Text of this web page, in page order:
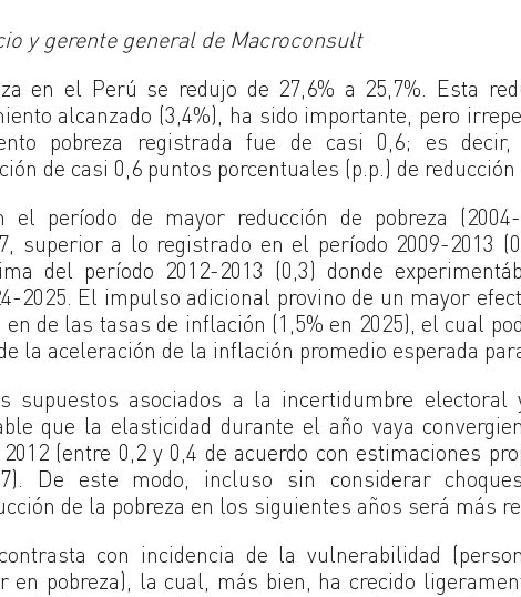
y gerente general de Macroconsult
en el Perú se redujo de 27,6% a 25,7%. Esta
alcanzado (3,4%), ha sido importante, pero
pobreza registrada fue de casi 0,6; es
de casi 0,6 puntos porcentuales (p.p.) de reducción
período de mayor reducción de pobreza
superior a lo registrado en el período 2009-2013
del período 2012-2013 (0,3) donde
2025. El impulso adicional provino de un mayor
de las tasas de inflación (1,5% en 2025), el cual
la aceleración de la inflación promedio esperada
supuestos asociados a la incertidumbre electoral
que la elasticidad durante el año vaya
(entre 0,2 y 0,4 de acuerdo con estimaciones
De este modo, incluso sin considerar
de la pobreza en los siguientes años será más
con incidencia de la vulnerabilidad
en pobreza), la cual, más bien, ha crecido